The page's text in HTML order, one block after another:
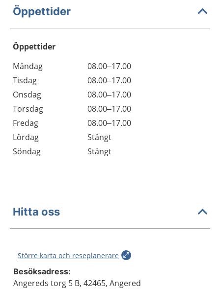
Öppettider
Öppettider
Dag
Öppettider
Kommentarer
Måndag
08.00–17.00
Tisdag
08.00–17.00
Onsdag
08.00–17.00
Torsdag
08.00–17.00
Fredag
08.00–17.00
Lördag
Stängt
Söndag
Stängt
Hitta oss
Större karta och reseplanerare
Besöksadress:
Angereds torg 5 B, 42465, Angered